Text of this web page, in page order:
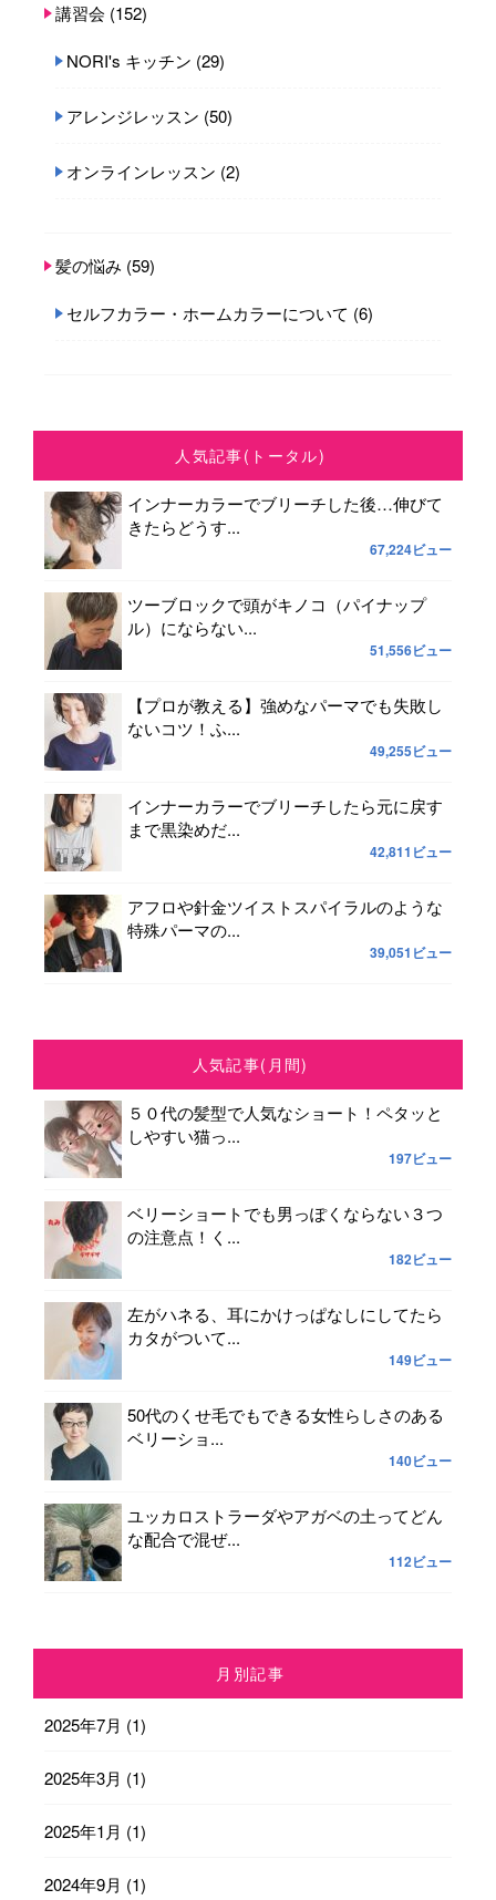
講習会 (152)
NORI's キッチン (29)
アレンジレッスン (50)
オンラインレッスン (2)
髪の悩み (59)
セルフカラー・ホームカラーについて (6)
人気記事(トータル)
インナーカラーでブリーチした後…伸びて
きたらどうす...
67,224ビュー
ツーブロックで頭がキノコ（パイナップ
ル）にならない...
51,556ビュー
【プロが教える】強めなパーマでも失敗し
ないコツ！ふ...
49,255ビュー
インナーカラーでブリーチしたら元に戻す
まで黒染めだ...
42,811ビュー
アフロや針金ツイストスパイラルのような
特殊パーマの...
39,051ビュー
人気記事(月間)
５０代の髪型で人気なショート！ペタッと
しやすい猫っ...
197ビュー
ベリーショートでも男っぽくならない３つ
の注意点！く...
182ビュー
左がハネる、耳にかけっぱなしにしてたら
カタがついて...
149ビュー
50代のくせ毛でもできる女性らしさのある
ベリーショ...
140ビュー
ユッカロストラーダやアガベの土ってどん
な配合で混ぜ...
112ビュー
月別記事
2025年7月 (1)
2025年3月 (1)
2025年1月 (1)
2024年9月 (1)